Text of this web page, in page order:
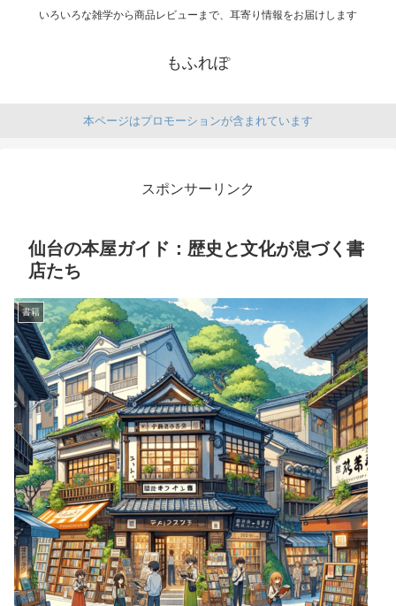
いろいろな雑学から商品レビューまで、耳寄り情報をお届けします
もふれぽ
本ページはプロモーションが含まれています
スポンサーリンク
仙台の本屋ガイド：歴史と文化が息づく書
店たち
書籍